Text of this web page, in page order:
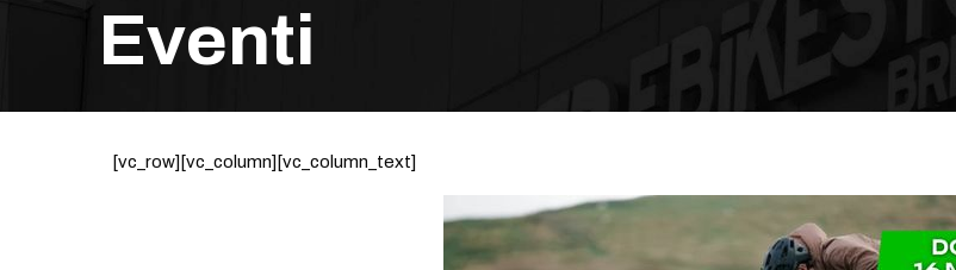
Eventi
[vc_row][vc_column][vc_column_text]